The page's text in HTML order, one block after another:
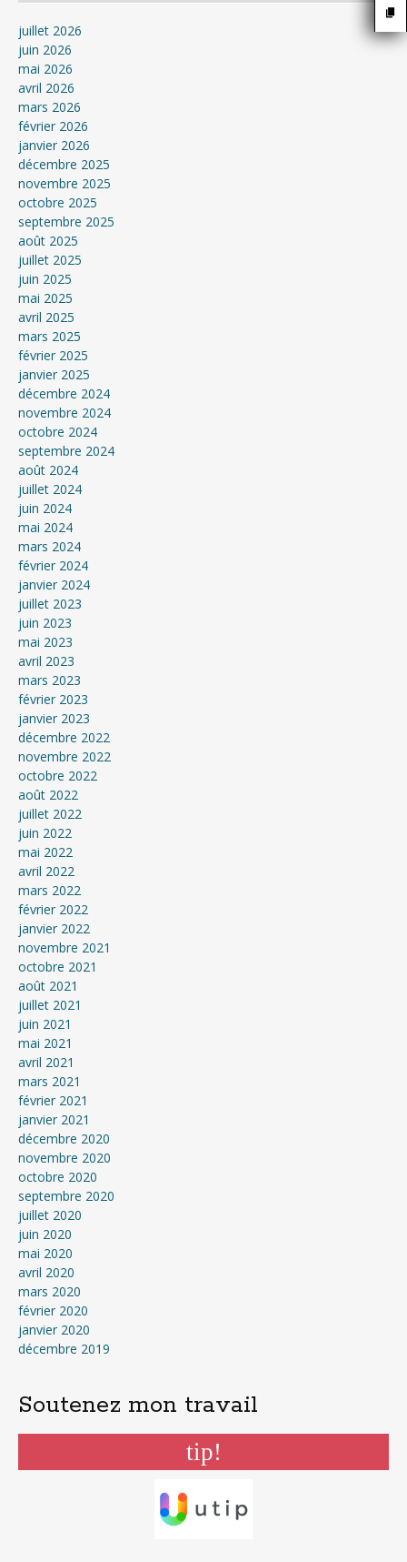
juillet 2026
juin 2026
mai 2026
avril 2026
mars 2026
février 2026
janvier 2026
décembre 2025
novembre 2025
octobre 2025
septembre 2025
août 2025
juillet 2025
juin 2025
mai 2025
avril 2025
mars 2025
février 2025
janvier 2025
décembre 2024
novembre 2024
octobre 2024
septembre 2024
août 2024
juillet 2024
juin 2024
mai 2024
mars 2024
février 2024
janvier 2024
juillet 2023
juin 2023
mai 2023
avril 2023
mars 2023
février 2023
janvier 2023
décembre 2022
novembre 2022
octobre 2022
août 2022
juillet 2022
juin 2022
mai 2022
avril 2022
mars 2022
février 2022
janvier 2022
novembre 2021
octobre 2021
août 2021
juillet 2021
juin 2021
mai 2021
avril 2021
mars 2021
février 2021
janvier 2021
décembre 2020
novembre 2020
octobre 2020
septembre 2020
juillet 2020
juin 2020
mai 2020
avril 2020
mars 2020
février 2020
janvier 2020
décembre 2019
Soutenez mon travail
tip!